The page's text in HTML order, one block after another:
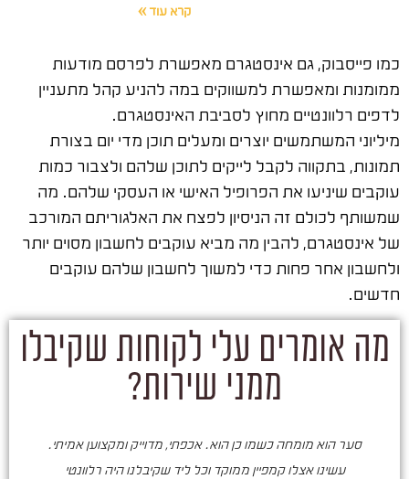
קרא עוד »
כמו פייסבוק, גם אינסטגרם מאפשרת לפרסם מודעות
ממומנות ומאפשרת למשווקים במה להניע קהל מתעניין
לדפים רלוונטיים מחוץ לסביבת האינסטגרם.
מיליוני המשתמשים יוצרים ומעלים תוכן מדי יום בצורת
תמונות, בתקווה לקבל לייקים לתוכן שלהם ולצבור כמות
עוקבים שיניעו את הפרופיל האישי או העסקי שלהם. מה
שמשותף לכולם זה הניסיון לפצח את האלגוריתם המורכב
של אינסטגרם, להבין מה מביא עוקבים לחשבון מסוים יותר
ולחשבון אחר פחות כדי למשוך לחשבון שלהם עוקבים
חדשים.
מה אומרים עלי לקוחות שקיבלו
ממני שירות?
סער הוא מומחה כשמו כן הוא. אכפתי, מדוייק ומקצוען אמיתי.
עשינו אצלו קמפיין ממוקד וכל ליד שקיבלנו היה רלוונטי